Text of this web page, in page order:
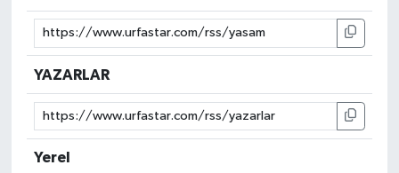
YAZARLAR
Yerel